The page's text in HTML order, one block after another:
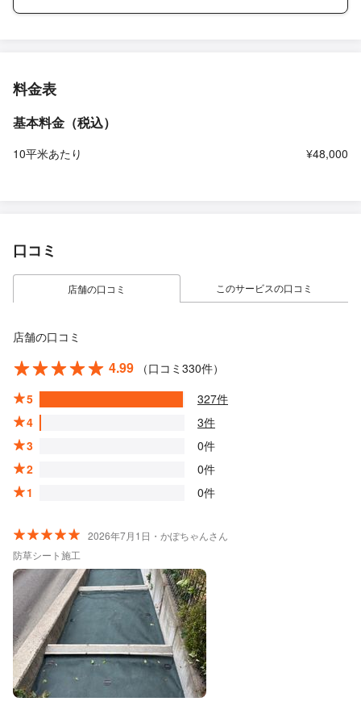
料金表
基本料金（税込）
10平米あたり ¥48,000
口コミ
店舗の口コミ このサービスの口コミ
店舗の口コミ
4.99
（口コミ330件）
5
327件
4
3件
3
0件
2
0件
1
0件
2026年7月1日・かぽちゃんさん
防草シート施工